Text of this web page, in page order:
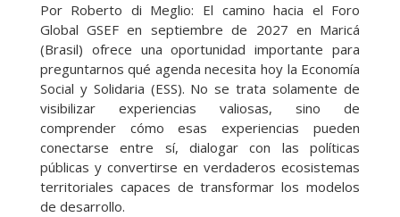
Por Roberto di Meglio: El camino hacia el Foro
Global GSEF en septiembre de 2027 en Maricá
(Brasil) ofrece una oportunidad importante para
preguntarnos qué agenda necesita hoy la Economía
Social y Solidaria (ESS). No se trata solamente de
visibilizar experiencias valiosas, sino de
comprender cómo esas experiencias pueden
conectarse entre sí, dialogar con las políticas
públicas y convertirse en verdaderos ecosistemas
territoriales capaces de transformar los modelos
de desarrollo.